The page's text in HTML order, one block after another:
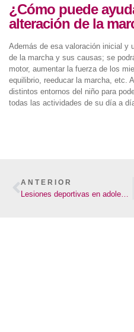
¿Cómo puede
alteración de la
Además de esa valoración inicial y
de la marcha y sus causas; se
motor, aumentar la fuerza de los
equilibrio, reeducar la marcha, etc.
distintos entornos del niño para
todas las actividades de su día a
ANTERIOR